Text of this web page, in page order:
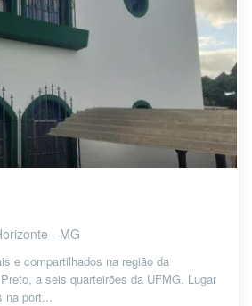
- MG
e compartilhados na região da
a seis quarteirões da UFMG. Lugar
na port...